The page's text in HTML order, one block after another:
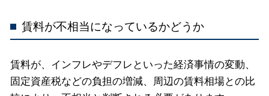
賃料が不相当になっているかどうか
賃料が、インフレやデフレといった経済事情の変動、
固定資産税などの負担の増減、周辺の賃料相場との比